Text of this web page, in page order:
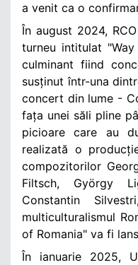
a venit ca o
În august 2024,
turneu intitulat
culminant fiind
susținut într-una
concert din lume -
fața unei săli pline
picioare care au
realizată o
compozitorilor
Filtsch, György
Constantin
multiculturalismul
of Romania" va fi
În ianuarie 2025,